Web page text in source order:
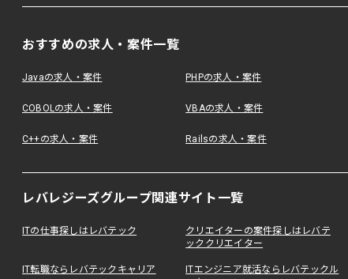
おすすめの求人・案件一覧
Javaの求人・案件 PHPの求人・案件
COBOLの求人・案件 VBAの求人・案件
C++の求人・案件 Railsの求人・案件
レバレジーズグループ関連サイト一覧
ITの仕事探しはレバテック
クリエイターの案件探しはレバテ
ッククリエイター
IT転職ならレバテックキャリア
ITエンジニア就活ならレバテックル